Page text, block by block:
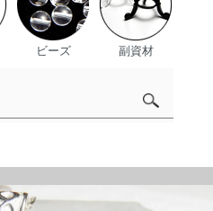
ビーズ 副資材